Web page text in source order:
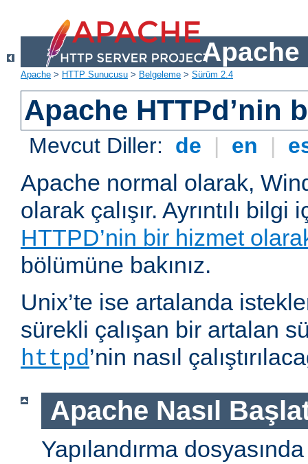
Apache
Apache > HTTP Sunucusu > Belgeleme > Sürüm 2.4
Apache HTTPd’nin
Mevcut Diller: de | en |
Apache normal olarak,
olarak çalışır. Ayrıntılı bilgi
HTTPD’nin bir hizmet olarak
bölümüne bakınız.
Unix’te ise artalanda
sürekli çalışan bir artalan
httpd’nin nasıl
Apache Nasıl
Yapılandırma